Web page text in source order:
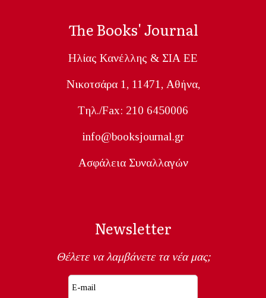
The Books' Journal
Ηλίας Κανέλλης & ΣΙΑ ΕΕ
Nικοτσάρα 1, 11471, Aθήνα,
Tηλ./Fax: 210 6450006
info@booksjournal.gr
Ασφάλεια Συναλλαγών
Newsletter
Θέλετε να λαμβάνετε τα νέα μας;